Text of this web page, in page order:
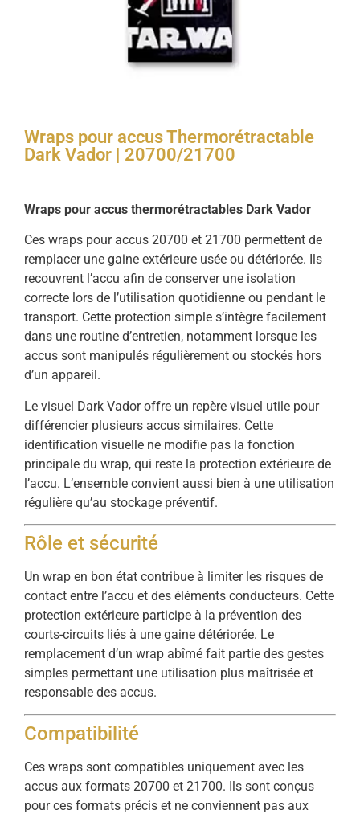
Wraps pour accus Thermorétractable
Dark Vador | 20700/21700
Wraps pour accus thermorétractables Dark Vador
Ces wraps pour accus 20700 et 21700 permettent de
remplacer une gaine extérieure usée ou détériorée. Ils
recouvrent l’accu afin de conserver une isolation
correcte lors de l’utilisation quotidienne ou pendant le
transport. Cette protection simple s’intègre facilement
dans une routine d’entretien, notamment lorsque les
accus sont manipulés régulièrement ou stockés hors
d’un appareil.
Le visuel Dark Vador offre un repère visuel utile pour
différencier plusieurs accus similaires. Cette
identification visuelle ne modifie pas la fonction
principale du wrap, qui reste la protection extérieure de
l’accu. L’ensemble convient aussi bien à une utilisation
régulière qu’au stockage préventif.
Rôle et sécurité
Un wrap en bon état contribue à limiter les risques de
contact entre l’accu et des éléments conducteurs. Cette
protection extérieure participe à la prévention des
courts-circuits liés à une gaine détériorée. Le
remplacement d’un wrap abîmé fait partie des gestes
simples permettant une utilisation plus maîtrisée et
responsable des accus.
Compatibilité
Ces wraps sont compatibles uniquement avec les
accus aux formats 20700 et 21700. Ils sont conçus
pour ces formats précis et ne conviennent pas aux